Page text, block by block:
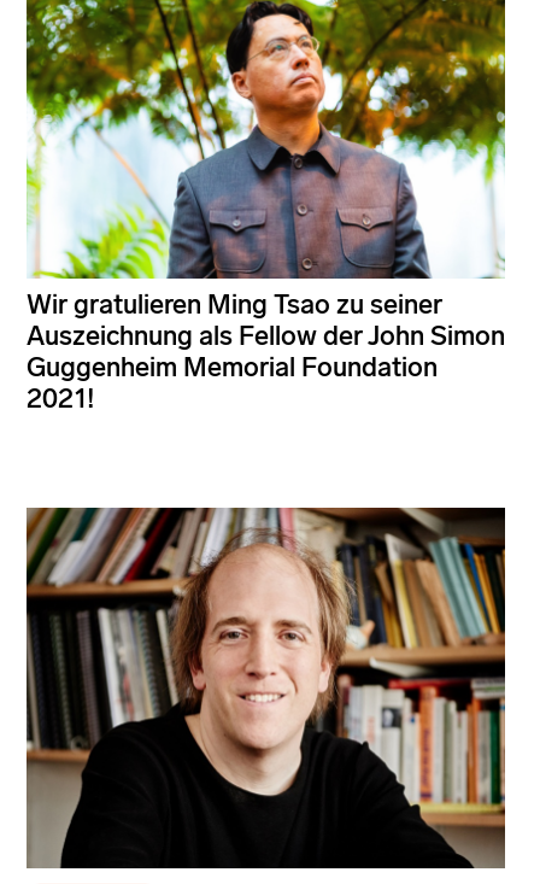
Wir gratulieren Ming Tsao zu seiner
Auszeichnung als Fellow der John Simon
Guggenheim Memorial Foundation
2021!